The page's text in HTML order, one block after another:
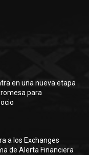
en una nueva etapa
para
a los Exchanges
de Alerta Financiera